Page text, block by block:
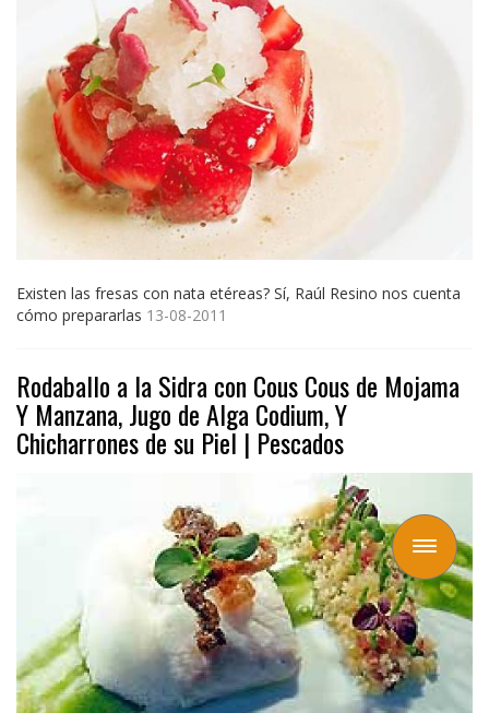
Toggle
navigation
Existen las fresas con nata etéreas? Sí, Raúl Resino nos cuenta
cómo prepararlas 13-08-2011
Rodaballo a la Sidra con Cous Cous de Mojama
Y Manzana, Jugo de Alga Codium, Y
Chicharrones de su Piel | Pescados